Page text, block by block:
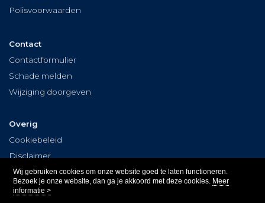
Wij gebruiken cookies om onze website goed te laten functioneren.
Bezoek je onze website, dan ga je akkoord met deze cookies. Meer
informatie >
Polisvoorwaarden
Contact
Contactformulier
Schade melden
Wijziging doorgeven
Overig
Cookiebeleid
Disclaimer
Privacy